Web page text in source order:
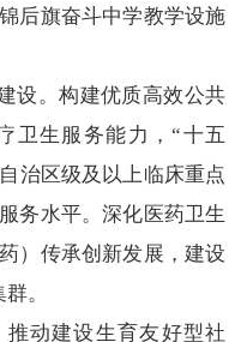
后旗奋斗中学教学设施
设。构建优质高效公共
卫生服务能力，“十五
治区级及以上临床重点
务水平。深化医药卫生
）传承创新发展，建设
。
动建设生育友好型社